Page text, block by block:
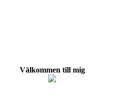
Välkommen till mig